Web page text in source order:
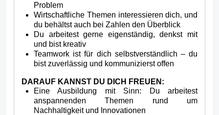
Problem
Wirtschaftliche Themen interessieren dich, und
du behältst auch bei Zahlen den Überblick
Du arbeitest gerne eigenständig, denkst mit
und bist kreativ
Teamwork ist für dich selbstverständlich – du
bist zuverlässig und kommunizierst offen
DARAUF KANNST DU DICH FREUEN:
Eine Ausbildung mit Sinn: Du arbeitest
anspannenden Themen rund um
Nachhaltigkeit und Innovationen